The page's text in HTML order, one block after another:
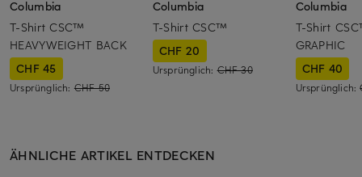
Columbia
T-Shirt CSC™
HEAVYWEIGHT BACK
CHF 45
Ursprünglich: CHF 50
Columbia
T-Shirt CSC™
CHF 20
Ursprünglich:CHF 30
Columbia
T-Shirt
GRAPHIC
CHF 40
Ursprünglich:
ÄHNLICHE ARTIKEL ENTDECKEN